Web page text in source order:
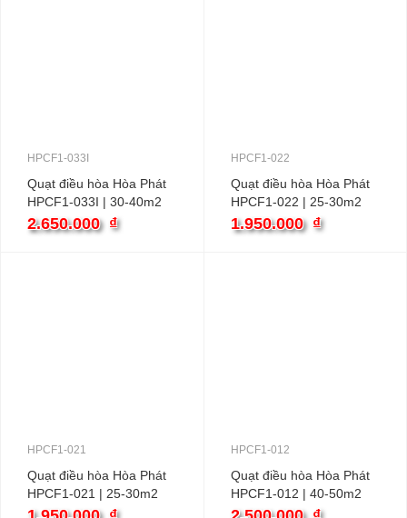
HPCF1-033I
Quạt điều hòa Hòa Phát
HPCF1-033I | 30-40m2
100W
2.650.000 ₫
HPCF1-022
Quạt điều hòa Hòa Phát
HPCF1-022 | 25-30m2
86W
1.950.000 ₫
HPCF1-021
Quạt điều hòa Hòa Phát
HPCF1-021 | 25-30m2
86W
HPCF1-012
Quạt điều hòa Hòa Phát
HPCF1-012 | 40-50m2
165W